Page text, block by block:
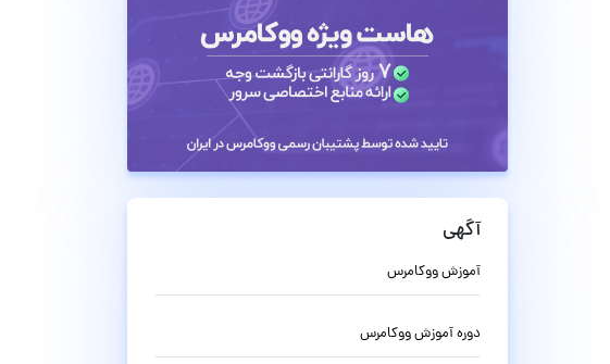
آگهی
آموزش ووکامرس
دوره آموزش ووکامرس